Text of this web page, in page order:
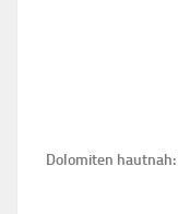
Dolomiten